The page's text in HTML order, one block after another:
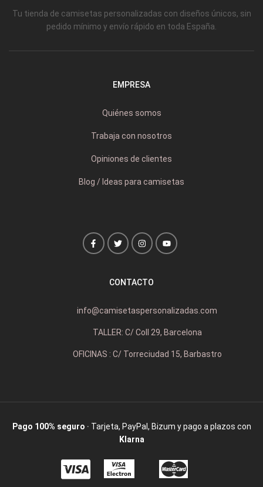
Tu tienda de camisetas personalizadas con diseños únicos, sin
pedido mínimo y envío rápido en toda España.
EMPRESA
Quiénes somos
Trabaja con nosotros
Opiniones de clientes
Blog / Ideas para camisetas
CONTACTO
info@camisetaspersonalizadas.com
TALLER: C/ Coll 29, Barcelona
OFICINAS : C/ Torreciudad 15, Barbastro
Pago 100% seguro · Tarjeta, PayPal, Bizum y pago a plazos con
Klarna